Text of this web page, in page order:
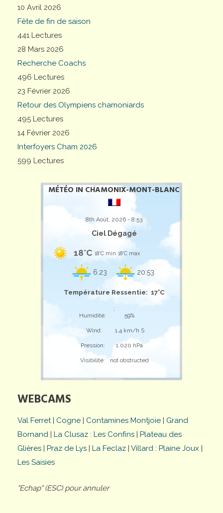
10 Avril 2026
Fête de fin de saison
441 Lectures
28 Mars 2026
Recherche Coachs
496 Lectures
23 Février 2026
Retour des Olympiens chamoniards
495 Lectures
14 Février 2026
Interfoyers Cham 2026
599 Lectures
MÉTÉO IN CHAMONIX-MONT-BLANC
8th Août, 2026 - 8:53
Ciel Dégagé
18°C 18°C min 18°C max
6:23 20:53
Température Ressentie: 17°C
;
Humidité:
59%
Wind: 1,4 km/h S
Pression: 1.020 hPa
Visibilité: not obstructed
WEBCAMS
Val Ferret| Cogne | Contamines Montjoie | Grand
Bornand | La Clusaz : Les Confins | Plateau des
Glières | Praz de Lys | La Feclaz | Villard : Plaine Joux |
Les Saisies
"Echap" (ESC) pour annuler